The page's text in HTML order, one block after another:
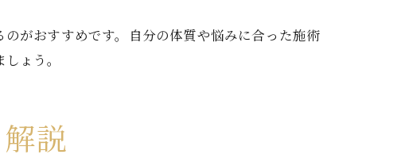
がおすすめです。自分の体質や悩みに合った施術
ょう。
説